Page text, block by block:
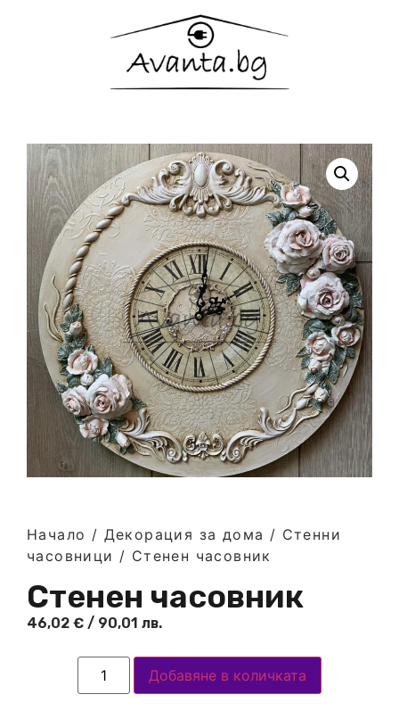
Начало / Декорация за дома / Стенни
часовници / Стенен часовник
Стенен часовник
46,02 € / 90,01 лв.
Добавяне в количката